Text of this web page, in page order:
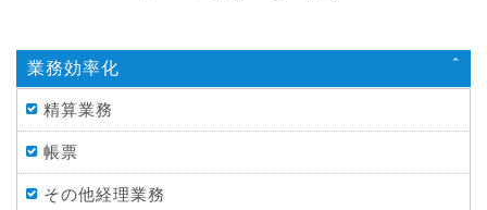
業務効率化
精算業務
帳票
その他経理業務